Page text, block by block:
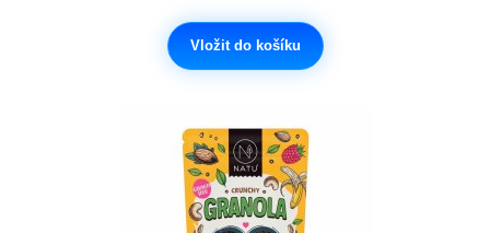
Vložit do košíku